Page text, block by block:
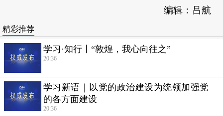
编辑：吕航
精彩推荐